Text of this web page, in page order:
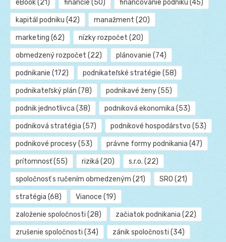
eBook(21) financie (50) financovanie podniku (45)
kapitál podniku (42) manažment (20)
marketing (62) nízky rozpočet (20)
obmedzený rozpočet (22) plánovanie (74)
podnikanie (172) podnikateľské stratégie (58)
podnikateľský plán (78) podnikavé ženy(55)
podnik jednotlivca (38) podniková ekonomika (53)
podniková stratégia (57) podnikové hospodárstvo (53)
podnikové procesy(53) právne formy podnikania (47)
prítomnosť(55) riziká (20) s.r.o. (22)
spoločnosť s ručením obmedzeným (21) SRO (21)
stratégia (68) Vianoce (19)
založenie spoločnosti (28) začiatok podnikania (22)
zrušenie spoločnosti (34) zánik spoločnosti (34)